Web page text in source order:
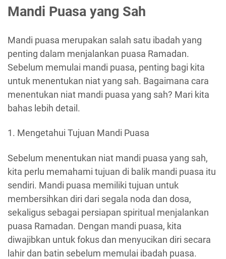
Mandi Puasa yang Sah
Mandi puasa merupakan salah satu ibadah yang
penting dalam menjalankan puasa Ramadan.
Sebelum memulai mandi puasa, penting bagi kita
untuk menentukan niat yang sah. Bagaimana cara
menentukan niat mandi puasa yang sah? Mari kita
bahas lebih detail.
1. Mengetahui Tujuan Mandi Puasa
Sebelum menentukan niat mandi puasa yang sah,
kita perlu memahami tujuan di balik mandi puasa itu
sendiri. Mandi puasa memiliki tujuan untuk
membersihkan diri dari segala noda dan dosa,
sekaligus sebagai persiapan spiritual menjalankan
puasa Ramadan. Dengan mandi puasa, kita
diwajibkan untuk fokus dan menyucikan diri secara
lahir dan batin sebelum memulai ibadah puasa.